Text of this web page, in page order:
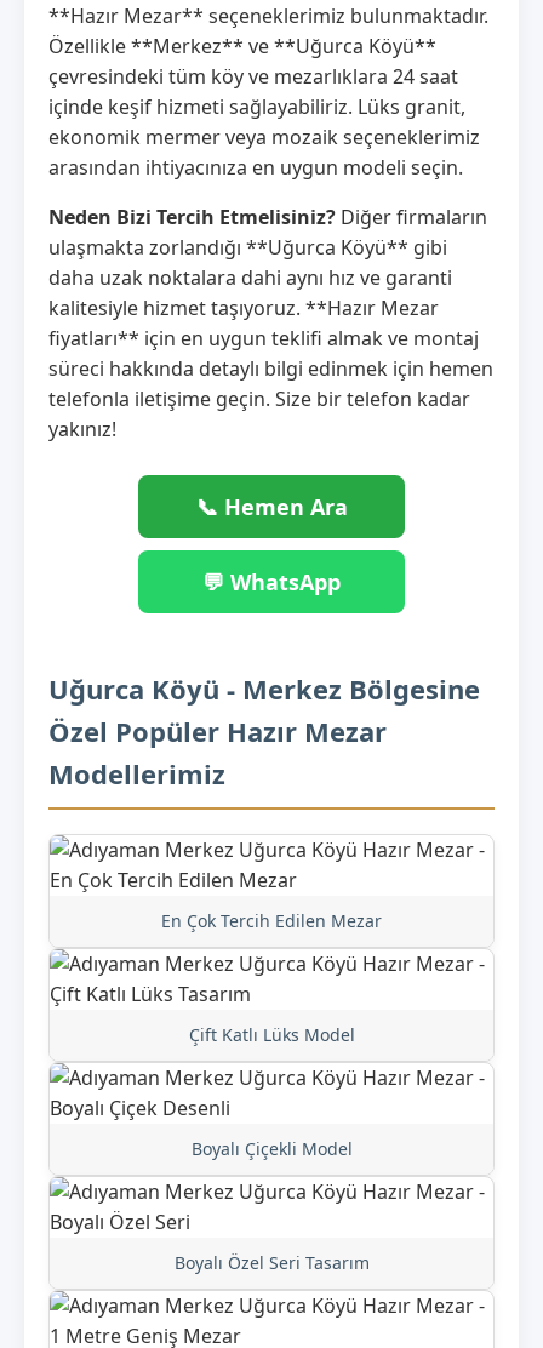
**Hazır Mezar** seçeneklerimiz bulunmaktadır.
Özellikle **Merkez** ve **Uğurca Köyü**
çevresindeki tüm köy ve mezarlıklara 24 saat
içinde keşif hizmeti sağlayabiliriz. Lüks granit,
ekonomik mermer veya mozaik seçeneklerimiz
arasından ihtiyacınıza en uygun modeli seçin.
Neden Bizi Tercih Etmelisiniz? Diğer firmaların
ulaşmakta zorlandığı **Uğurca Köyü** gibi
daha uzak noktalara dahi aynı hız ve garanti
kalitesiyle hizmet taşıyoruz. **Hazır Mezar
fiyatları** için en uygun teklifi almak ve montaj
süreci hakkında detaylı bilgi edinmek için hemen
telefonla iletişime geçin. Size bir telefon kadar
yakınız!
📞 Hemen Ara
💬 WhatsApp
Uğurca Köyü - Merkez Bölgesine
Özel Popüler Hazır Mezar
Modellerimiz
En Çok Tercih Edilen Mezar
Çift Katlı Lüks Model
Boyalı Çiçekli Model
Boyalı Özel Seri Tasarım